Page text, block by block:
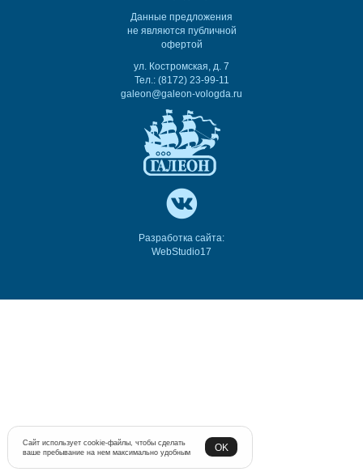
Данные предложения
не являются публичной
офертой
ул. Костромская, д. 7
Тел.: (8172) 23-99-11
galeon@galeon-vologda.ru
Разработка сайта:
WebStudio17
Сайт использует cookie-файлы, чтобы сделать
ваше пребывание на нем максимально удобным
OK